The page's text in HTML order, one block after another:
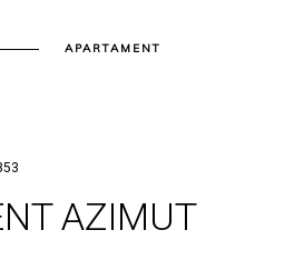
APARTAMENT
AZIMUT